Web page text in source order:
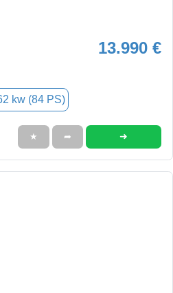
13.990 €
kw (84 PS)
★ ➦ ➜